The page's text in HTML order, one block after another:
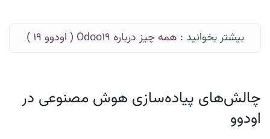
بیشتر بخوانید : همه چیز درباره Odoo19 ( اودوو 19 )
چالش‌های پیاده‌سازی هوش مصنوعی در
اودوو